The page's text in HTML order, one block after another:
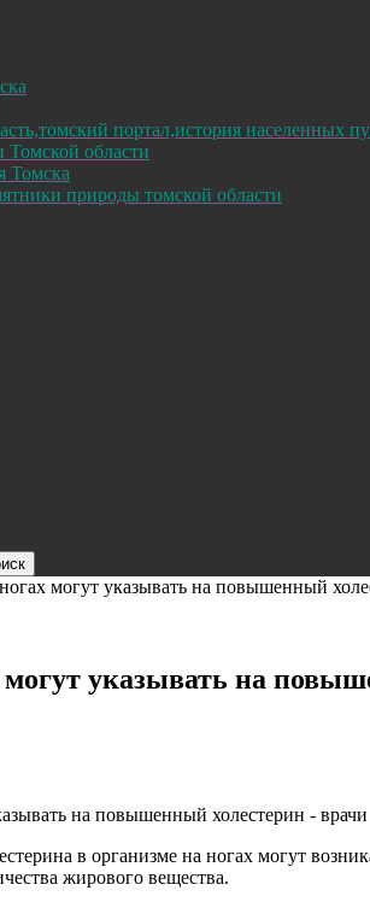
портал,история населенных
области
Томска
природы томской области
могут указывать на повышенный
указывать на
в организме на ногах могут
жирового вещества.